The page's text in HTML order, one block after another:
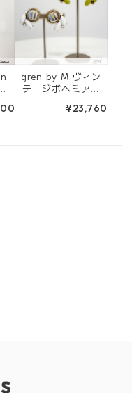
gren by M ヴィン
テージボヘミアン
(WHITE/YELLO
¥23,760